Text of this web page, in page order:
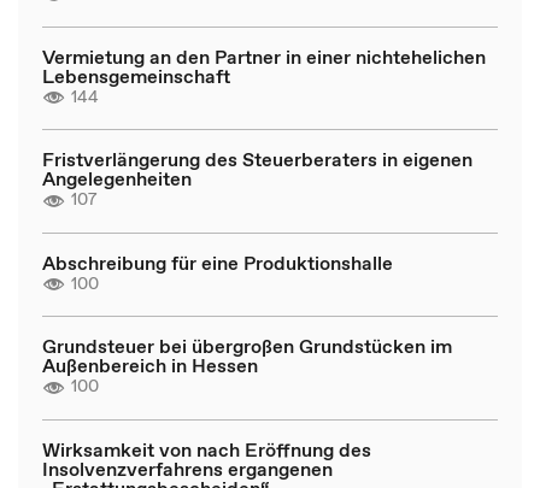
Vermietung an den Partner in einer nichtehelichen
Lebensgemeinschaft
144
Fristverlängerung des Steuerberaters in eigenen
Angelegenheiten
107
Abschreibung für eine Produktionshalle
100
Grundsteuer bei übergroßen Grundstücken im
Außenbereich in Hessen
100
Wirksamkeit von nach Eröffnung des
Insolvenzverfahrens ergangenen